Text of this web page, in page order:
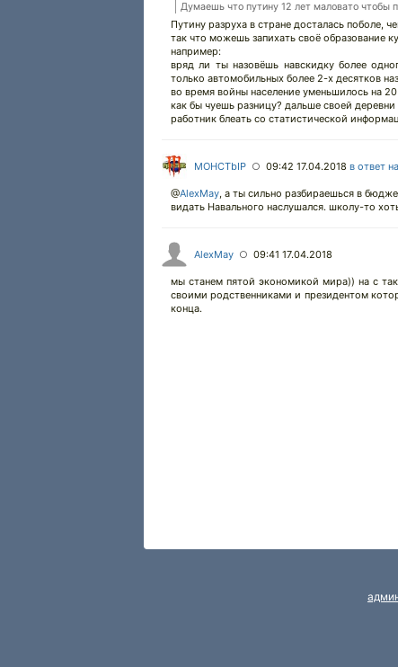
Думаешь что путину 12 лет маловато чтобы
Путину разруха в стране досталась поболе,
так что можешь запихать своё образование
например:
вряд ли ты назовёшь навскидку более
только автомобильных более 2-х десятков
во время войны население уменьшилось на
как бы чуешь разницу? дальше своей
работник блеать со статистической
MOHCTbIP ○ 09:42 17.04.2018 в ответ
@AlexMay, а ты сильно разбираешься в
видать Навального наслушался. школу-то
AlexMay ○ 09:41 17.04.2018
мы станем пятой экономикой мира)) на с
своими родственниками и президентом
конца.